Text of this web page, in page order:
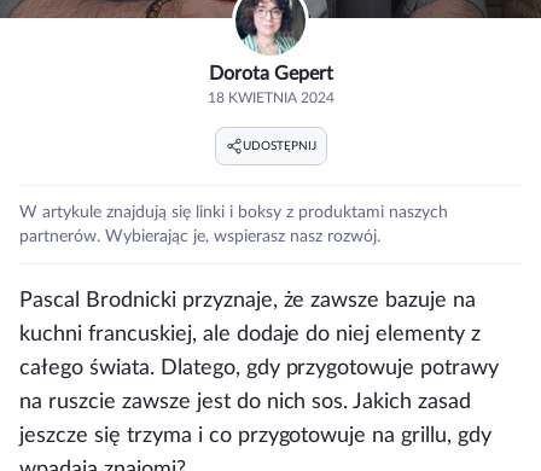
Dorota Gepert
18 KWIETNIA 2024
UDOSTĘPNIJ
W artykule znajdują się linki i boksy z produktami naszych
partnerów. Wybierając je, wspierasz nasz rozwój.
Pascal Brodnicki przyznaje, że zawsze bazuje na
kuchni francuskiej, ale dodaje do niej elementy z
całego świata. Dlatego, gdy przygotowuje potrawy
na ruszcie zawsze jest do nich sos. Jakich zasad
jeszcze się trzyma i co przygotowuje na grillu, gdy